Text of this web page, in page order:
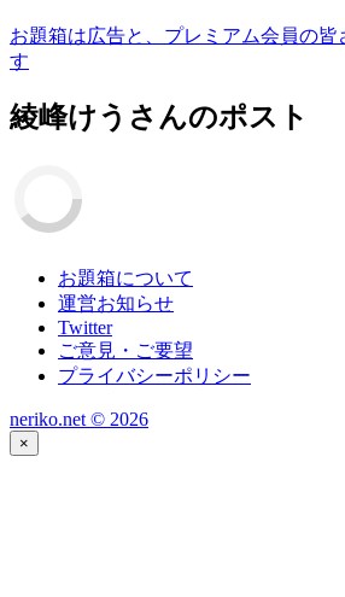
お題箱は広告と、プレミアム会員の皆
す
綾峰けう さんのポスト
お題箱について
運営お知らせ
Twitter
ご意見・ご要望
プライバシーポリシー
neriko.net © 2026
×